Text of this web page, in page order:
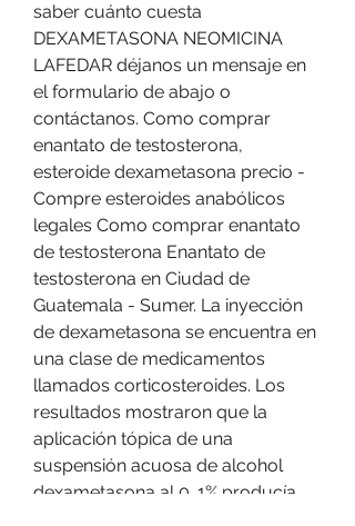
saber cuánto cuesta
DEXAMETASONA NEOMICINA
LAFEDAR déjanos un mensaje en
el formulario de abajo o
contáctanos. Como comprar
enantato de testosterona,
esteroide dexametasona precio -
Compre esteroides anabólicos
legales Como comprar enantato
de testosterona Enantato de
testosterona en Ciudad de
Guatemala - Sumer. La inyección
de dexametasona se encuentra en
una clase de medicamentos
llamados corticosteroides. Los
resultados mostraron que la
aplicación tópica de una
suspensión acuosa de alcohol
dexametasona al 0. 1% producía